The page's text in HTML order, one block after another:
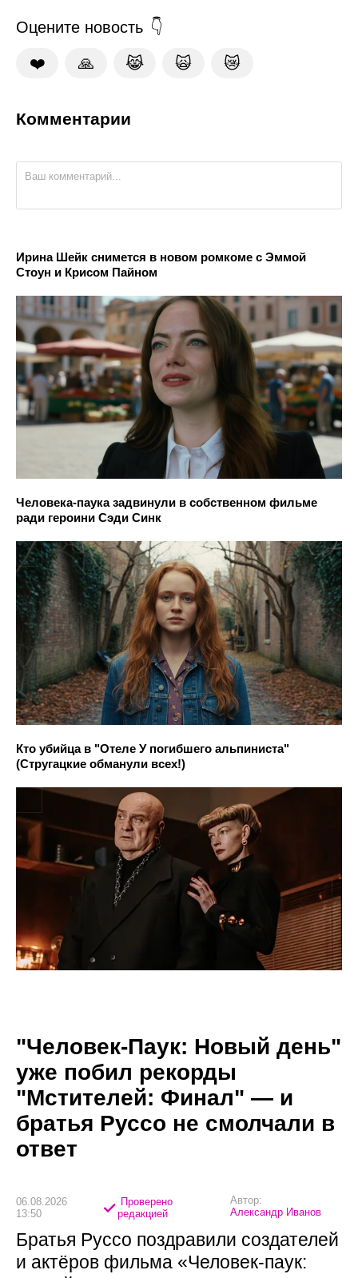
Оцените новость
❤️ 🙏 😹 🙀 😿
Комментарии
Ирина Шейк снимется в новом ромкоме с Эммой
Стоун и Крисом Пайном
Человека-паука задвинули в собственном фильме
ради героини Сэди Синк
Кто убийца в "Отеле У погибшего альпиниста"
(Стругацкие обманули всех!)
"Человек-Паук: Новый день"
уже побил рекорды
"Мстителей: Финал" — и
братья Руссо не смолчали в
ответ
06.08.2026
13:50
Проверено
редакцией
Автор:
Александр Иванов
Братья Руссо поздравили создателей
и актёров фильма «Человек-паук: